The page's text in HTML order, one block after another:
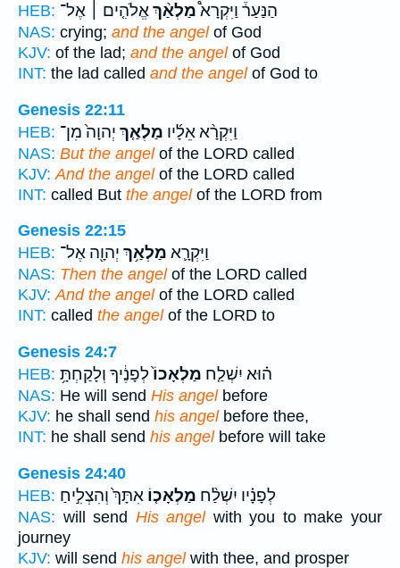
HEB:
הַנַּעַר֒ וַיִּקְרָא֩מַלְאַ֨ךְאֱלֹהִ֤ים ׀ אֶל־
NAS: crying; and the angelof God
KJV: of the lad; and the angelof God
INT: the lad called and the angelof God to
Genesis 22:11
HEB:
וַיִּקְרָ֨א אֵלָ֜יו מַלְאַ֤ךְ יְהוָה֙ מִן־
NAS: But the angelof the LORD called
KJV: And the angelof the LORD called
INT: called But the angelof the LORD from
Genesis 22:15
HEB:
וַיִּקְרָ֛א מַלְאַ֥ךְ יְהוָ֖ה אֶל־
NAS: Then the angelof the LORD called
KJV: And the angelof the LORD called
INT: called the angelof the LORD to
Genesis 24:7
HEB:
ה֗וּא יִשְׁלַ֤ח מַלְאָכוֹ֙לְפָנֶ֔יךָ וְלָקַחְתָּ֥
NAS: He will send His angelbefore
KJV: he shall send his angelbefore thee,
INT: he shall send his angelbefore will take
Genesis 24:40
HEB:
לְפָנָ֗יו יִשְׁלַ֨ח מַלְאָכ֤וֹ אִתָּךְ֙ וְהִצְלִ֣יחַ
NAS: will send His angelwith you to make your
journey
KJV: will send his angelwith thee, and prosper